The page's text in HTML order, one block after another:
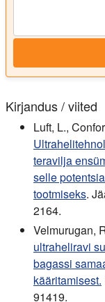
Kirjandus / viited
Luft, L.,
teravilja
selle
tootmiseks.
2164.
Velmurugan,
ultraheliravi
bagassi
kääritamisest.
91419.